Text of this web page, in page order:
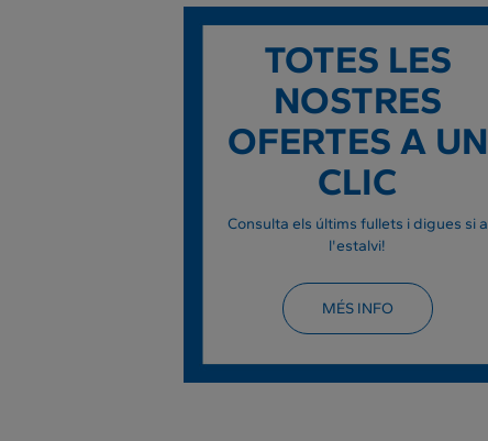
TOTES LES
NOSTRES
OFERTES A UN
CLIC
Consulta els últims fullets i digues si a
l'estalvi!
MÉS INFO